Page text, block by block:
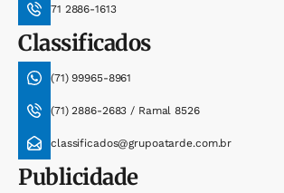
71 2886-1613
Classificados
(71) 99965-8961
(71) 2886-2683 / Ramal 8526
classificados@grupoatarde.com.br
Publicidade